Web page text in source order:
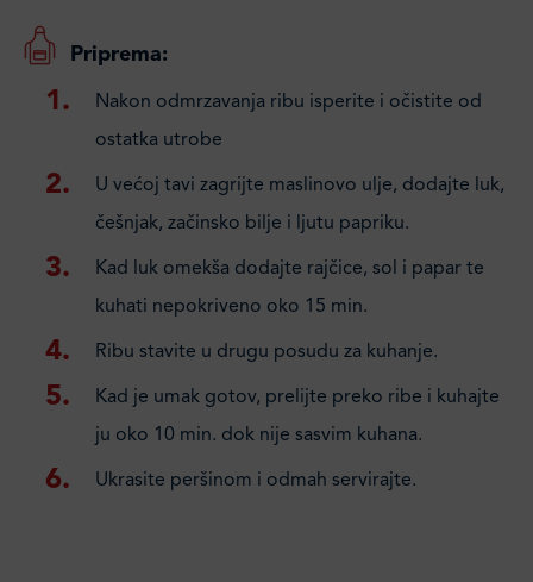
Priprema:
Nakon odmrzavanja ribu isperite i očistite od
ostatka utrobe
U većoj tavi zagrijte maslinovo ulje, dodajte luk,
češnjak, začinsko bilje i ljutu papriku.
Kad luk omekša dodajte rajčice, sol i papar te
kuhati nepokriveno oko 15 min.
Ribu stavite u drugu posudu za kuhanje.
Kad je umak gotov, prelijte preko ribe i kuhajte
ju oko 10 min. dok nije sasvim kuhana.
Ukrasite peršinom i odmah servirajte.